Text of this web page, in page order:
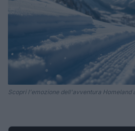
Scopri l'emozione dell'avventura Homeland